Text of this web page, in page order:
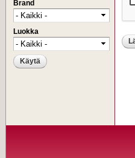
Brand
Luokka